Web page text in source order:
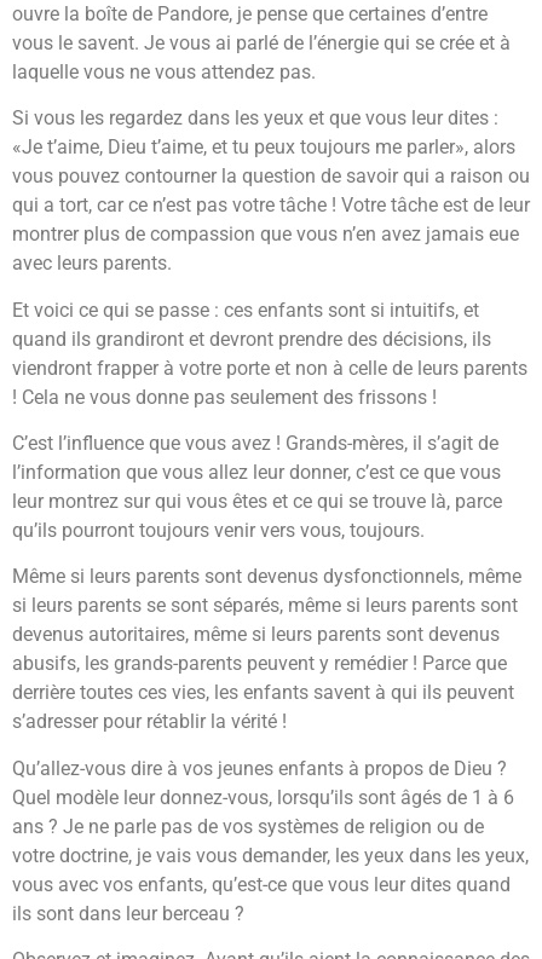
ouvre la boîte de Pandore, je pense que certaines d’entre
vous le savent. Je vous ai parlé de l’énergie qui se crée et à
laquelle vous ne vous attendez pas.
Si vous les regardez dans les yeux et que vous leur dites :
«Je t’aime, Dieu t’aime, et tu peux toujours me parler», alors
vous pouvez contourner la question de savoir qui a raison ou
qui a tort, car ce n’est pas votre tâche ! Votre tâche est de leur
montrer plus de compassion que vous n’en avez jamais eue
avec leurs parents.
Et voici ce qui se passe : ces enfants sont si intuitifs, et
quand ils grandiront et devront prendre des décisions, ils
viendront frapper à votre porte et non à celle de leurs parents
! Cela ne vous donne pas seulement des frissons !
C’est l’influence que vous avez ! Grands-mères, il s’agit de
l’information que vous allez leur donner, c’est ce que vous
leur montrez sur qui vous êtes et ce qui se trouve là, parce
qu’ils pourront toujours venir vers vous, toujours.
Même si leurs parents sont devenus dysfonctionnels, même
si leurs parents se sont séparés, même si leurs parents sont
devenus autoritaires, même si leurs parents sont devenus
abusifs, les grands-parents peuvent y remédier ! Parce que
derrière toutes ces vies, les enfants savent à qui ils peuvent
s’adresser pour rétablir la vérité !
Qu’allez-vous dire à vos jeunes enfants à propos de Dieu ?
Quel modèle leur donnez-vous, lorsqu’ils sont âgés de 1 à 6
ans ? Je ne parle pas de vos systèmes de religion ou de
votre doctrine, je vais vous demander, les yeux dans les yeux,
vous avec vos enfants, qu’est-ce que vous leur dites quand
ils sont dans leur berceau ?